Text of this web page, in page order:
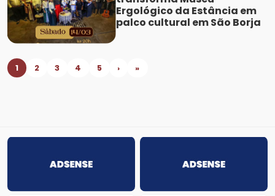
Ergológico da Estância em
palco cultural em São Borja
1 2 3 4 5 › »